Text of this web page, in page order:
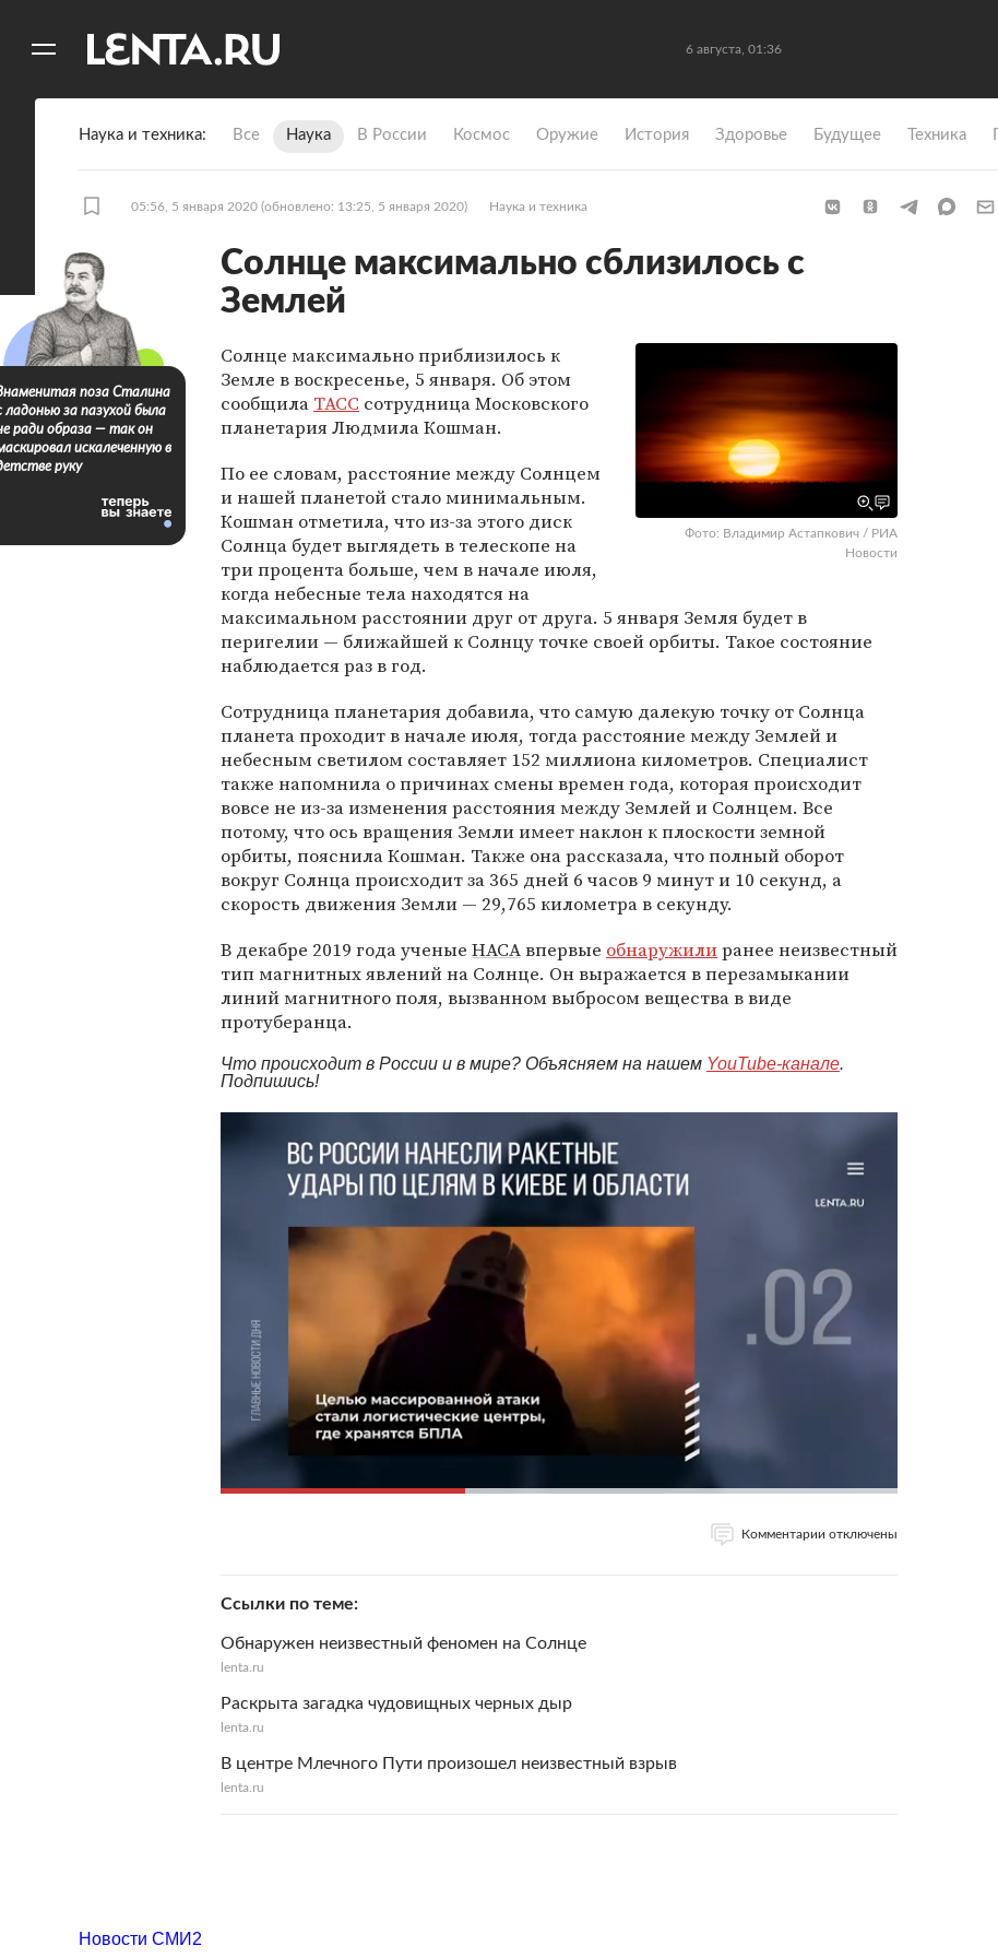
6 августа, 01:36
Наука и техника Все Наука В России Космос Оружие История Здоровье Будущее Техника
05:56, 5 января 2020 (обновлено: 13:25, 5 января 2020) Наука и техника
Солнце максимально сблизилось с
Землей
Фото: Владимир Астапкович / РИА
Новости
Солнце максимально приблизилось к
Земле в воскресенье, 5 января. Об этом
сообщила ТАСС сотрудница Московского
планетария Людмила Кошман.
По ее словам, расстояние между Солнцем
и нашей планетой стало минимальным.
Кошман отметила, что из-за этого диск
Солнца будет выглядеть в телескопе на
три процента больше, чем в начале июля,
когда небесные тела находятся на
максимальном расстоянии друг от друга. 5 января Земля будет в
перигелии — ближайшей к Солнцу точке своей орбиты. Такое состояние
наблюдается раз в год.
Сотрудница планетария добавила, что самую далекую точку от Солнца
планета проходит в начале июля, тогда расстояние между Землей и
небесным светилом составляет 152 миллиона километров. Специалист
также напомнила о причинах смены времен года, которая происходит
вовсе не из-за изменения расстояния между Землей и Солнцем. Все
потому, что ось вращения Земли имеет наклон к плоскости земной
орбиты, пояснила Кошман. Также она рассказала, что полный оборот
вокруг Солнца происходит за 365 дней 6 часов 9 минут и 10 секунд, а
скорость движения Земли — 29,765 километра в секунду.
В декабре 2019 года ученые НАСАвпервые обнаружилиранее неизвестный
тип магнитных явлений на Солнце. Он выражается в перезамыкании
линий магнитного поля, вызванном выбросом вещества в виде
протуберанца.
Что происходит в России и в мире? Объясняем на нашем YouTube-канале.
Подпишись!
Комментарии отключены
Ссылки по теме
Обнаружен неизвестный феномен на Солнце
lenta.ru
Раскрыта загадка чудовищных черных дыр
lenta.ru
В центре Млечного Пути произошел неизвестный взрыв
lenta.ru
поза Сталина
ладонью за пазухой была
ради образа — так он
искалеченную в
руку
Новости СМИ2